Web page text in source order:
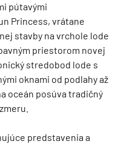
pútavými
Princess, vrátane
stavby na vrchole lode
priestorom novej
stredobod lode s
oknami od podlahy až
oceán posúva tradičný
predstavenia a